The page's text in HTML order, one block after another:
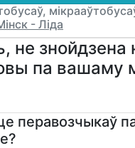
- Ліда
не знойдзена
па вашаму
перавозчыкаў